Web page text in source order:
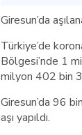
Giresun’da
Türkiye’de
Bölgesi’nde 1
milyon 402 bin
Giresun’da 96
aşı yapıldı.